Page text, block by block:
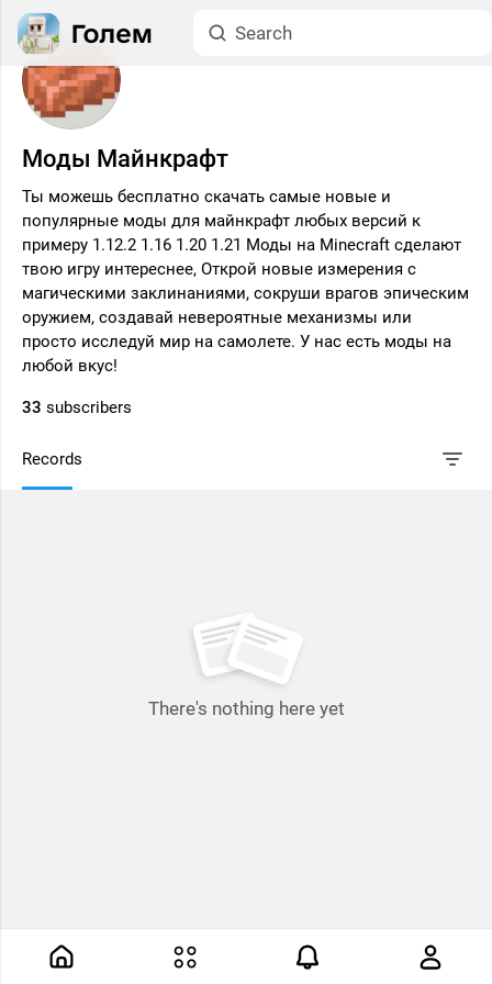
Моды Майнкрафт
Ты можешь бесплатно скачать самые новые и
популярные моды для майнкрафт любых версий к
примеру 1.12.2 1.16 1.20 1.21 Моды на Minecraft сделают
твою игру интереснее, Открой новые измерения с
магическими заклинаниями, сокруши врагов эпическим
оружием, создавай невероятные механизмы или
просто исследуй мир на самолете. У нас есть моды на
любой вкус!
33 subscribers
Records
There's nothing here yet